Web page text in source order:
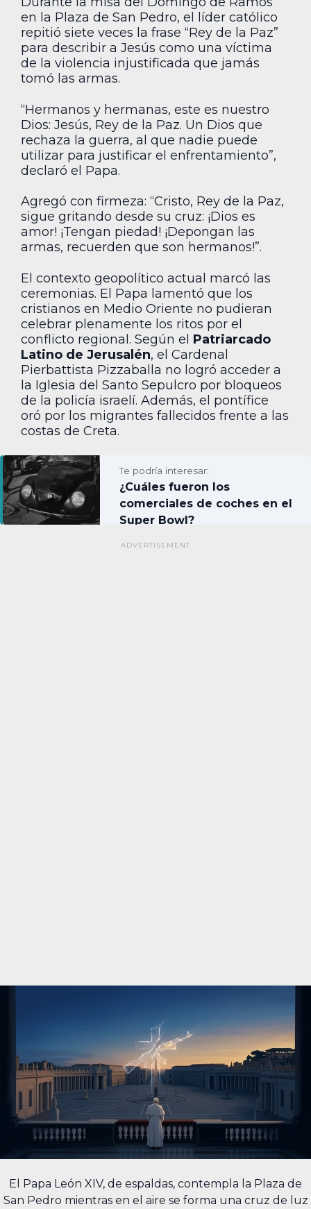
en la Plaza de San Pedro, el líder católico
repitió siete veces la frase “Rey de la Paz”
para describir a Jesús como una víctima
de la violencia injustificada que jamás
tomó las armas.
“Hermanos y hermanas, este es nuestro
Dios: Jesús, Rey de la Paz. Un Dios que
rechaza la guerra, al que nadie puede
utilizar para justificar el enfrentamiento”,
declaró el Papa.
Agregó con firmeza: “Cristo, Rey de la Paz,
sigue gritando desde su cruz: ¡Dios es
amor! ¡Tengan piedad! ¡Depongan las
armas, recuerden que son hermanos!”.
El contexto geopolítico actual marcó las
ceremonias. El Papa lamentó que los
cristianos en Medio Oriente no pudieran
celebrar plenamente los ritos por el
conflicto regional. Según el Patriarcado
Latino de Jerusalén, el Cardenal
Pierbattista Pizzaballa no logró acceder a
la Iglesia del Santo Sepulcro por bloqueos
de la policía israelí. Además, el pontífice
oró por los migrantes fallecidos frente a las
costas de Creta.
Te podría interesar:
¿Cuáles fueron los
comerciales de coches en el
Super Bowl?
El Papa León XIV, de espaldas, contempla la Plaza de
San Pedro mientras en el aire se forma una cruz de luz